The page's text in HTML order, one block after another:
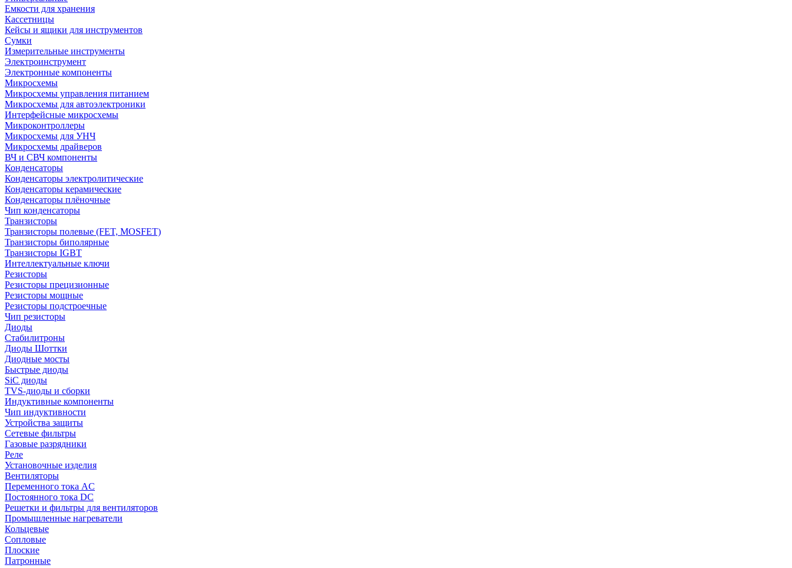
Емкости для хранения
Кассетницы
Кейсы и ящики для инструментов
Сумки
Измерительные инструменты
Электроинструмент
Электронные компоненты
Микросхемы
Микросхемы управления питанием
Микросхемы для автоэлектроники
Интерфейсные микросхемы
Микроконтроллеры
Микросхемы для УНЧ
Микросхемы драйверов
ВЧ и СВЧ компоненты
Конденсаторы
Конденсаторы электролитические
Конденсаторы керамические
Конденсаторы плёночные
Чип конденсаторы
Транзисторы
Транзисторы полевые (FET, MOSFET)
Транзисторы биполярные
Транзисторы IGBT
Интеллектуальные ключи
Резисторы
Резисторы прецизионные
Резисторы мощные
Резисторы подстроечные
Чип резисторы
Диоды
Стабилитроны
Диоды Шоттки
Диодные мосты
Быстрые диоды
SiC диоды
TVS-диоды и сборки
Индуктивные компоненты
Чип индуктивности
Устройства защиты
Сетевые фильтры
Газовые разрядники
Реле
Установочные изделия
Вентиляторы
Переменного тока AC
Постоянного тока DC
Решетки и фильтры для вентиляторов
Промышленные нагреватели
Кольцевые
Сопловые
Плоские
Патронные